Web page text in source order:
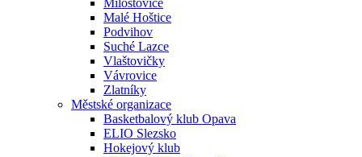
Milostovice
Malé Hoštice
Podvihov
Suché Lazce
Vlaštovičky
Vávrovice
Zlatníky
Městské organizace
Basketbalový klub Opava
ELIO Slezsko
Hokejový klub